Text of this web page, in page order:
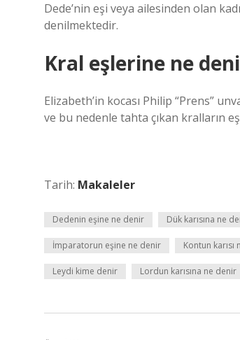
Dede’nin eşi veya ailesinden olan
denilmektedir.
Kral eşlerine ne
Elizabeth’in kocası Philip “Prens”
ve bu nedenle tahta çıkan kralların
Tarih: Makaleler
Dedenin eşine ne denir Dük karısına ne
İmparatorun eşine ne denir Kontun karısı
Leydi kime denir Lordun karısına ne denir